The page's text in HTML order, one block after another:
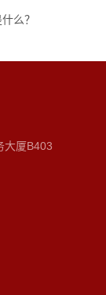
么？
大厦B403